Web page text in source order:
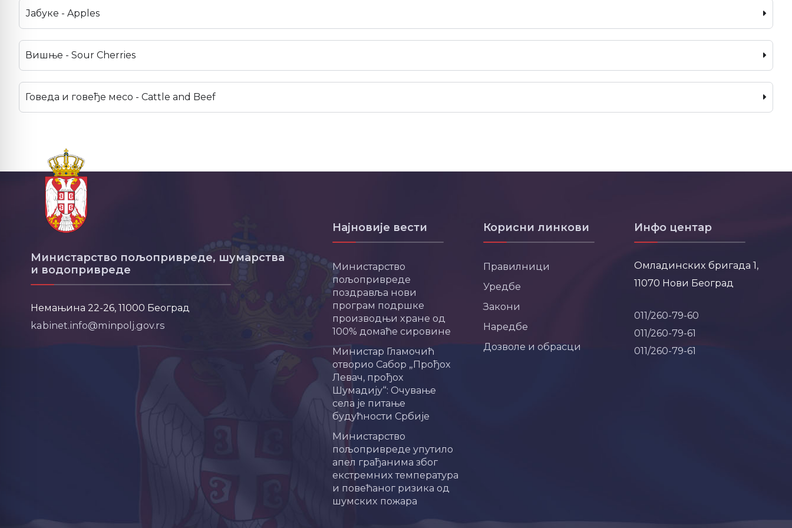
Јабуке - Apples
Вишње - Sour Cherries
Говеда и говеђе месо - Cattle and Beef
Министарство пољопривреде, шумарства
и водопривреде
Немањина 22-26, 11000 Београд
kabinet.info@minpolj.gov.rs
Најновије вести
Министарство
пољопривреде
поздравља нови
програм подршке
производњи хране од
100% домаће сировине
Министар Гламочић
отворио Сабор „Прођох
Левач, прођох
Шумадију“: Очување
села је питање
будућности Србије
Министарство
пољопривреде упутило
апел грађанима због
екстремних температура
и повећаног ризика од
шумских пожара
Корисни линкови
Правилници
Уредбе
Закони
Наредбе
Дозволе и обрасци
Инфо центар
Омладинских бригада 1,
11070 Нови Београд
011/260-79-60
011/260-79-61
011/260-79-61